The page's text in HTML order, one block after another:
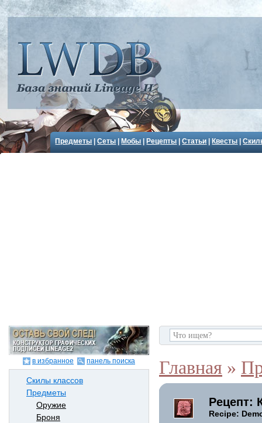
Предметы |Сеты Мобы Рецепты |Статьи Квесты |
в избранное панель поиска
Скилы классов
Предметы
Оружие
Броня
Главная »
Рецепт:
Recipe: